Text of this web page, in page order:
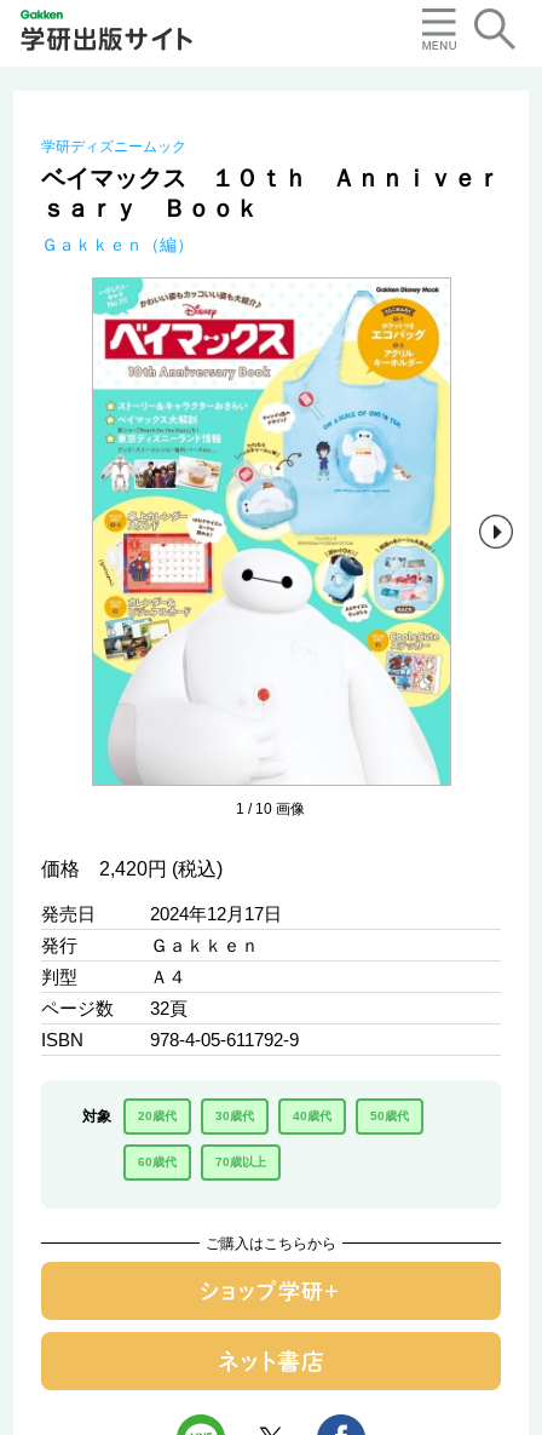
学研ディズニームック
ベイマックス １０ｔｈ Ａｎｎｉｖｅｒ
ｓａｒｙ Ｂｏｏｋ
Ｇａｋｋｅｎ（編）
1 / 10 画像
価格 2,420円 (税込)
発売日
2024年12月17日
発行
Ｇａｋｋｅｎ
判型
Ａ４
ページ数
32頁
ISBN
978-4-05-611792-9
対象 20歳代 30歳代 40歳代 50歳代
60歳代 70歳以上
ご購入はこちらから